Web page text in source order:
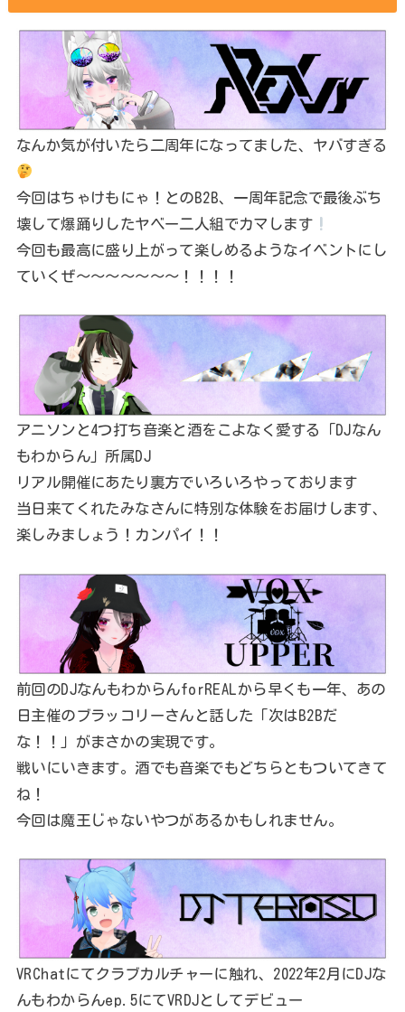
なんか気が付いたら二周年になってました、ヤバすぎる
今回はちゃけもにゃ！とのB2B、一周年記念で最後ぶち
壊して爆踊りしたヤベー二人組でカマします
今回も最高に盛り上がって楽しめるようなイベントにし
ていくぜ～～～～～～～！！！！
アニソンと4つ打ち音楽と酒をこよなく愛する「DJなん
もわからん」所属DJ
リアル開催にあたり裏方でいろいろやっております
当日来てくれたみなさんに特別な体験をお届けします、
楽しみましょう！カンパイ！！
前回のDJなんもわからんforREALから早くも一年、あの
日主催のブラッコリーさんと話した「次はB2Bだ
な！！」がまさかの実現です。
戦いにいきます。酒でも音楽でもどちらともついてきて
ね！
今回は魔王じゃないやつがあるかもしれません。
VRChatにてクラブカルチャーに触れ、2022年2月にDJな
んもわからんep.5にてVRDJとしてデビュー